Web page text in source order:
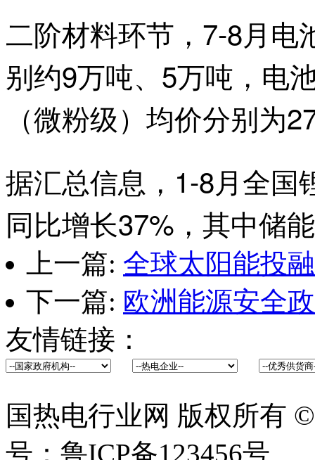
二阶材料环节，7-8月电
别约9万吨、5万吨，电
（微粉级）均价分别为
据汇总信息，1-8月全国
同比增长37%，其中储
上一篇: 全球太阳能投
下一篇: 欧洲能源安全
友情链接：
国热电行业网 版权所有
号：鲁ICP备123456号